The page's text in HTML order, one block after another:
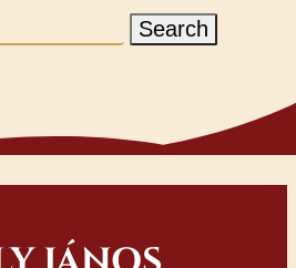
Search